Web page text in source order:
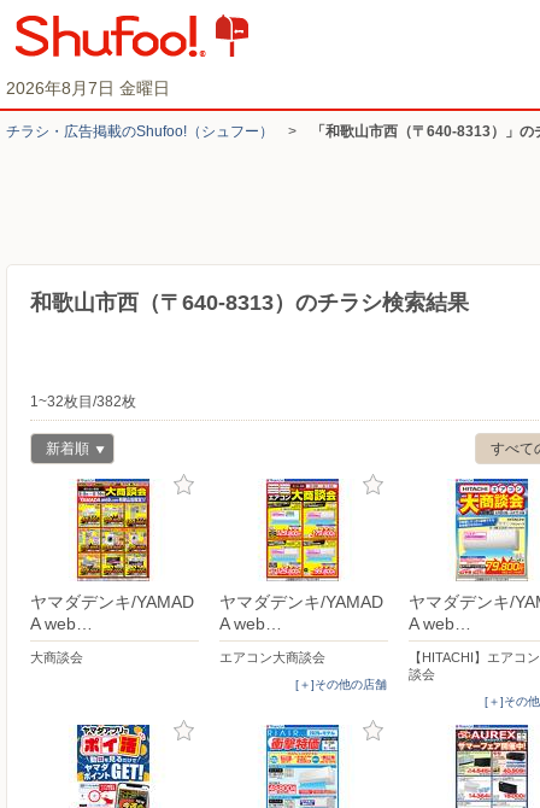
2026年8月7日 金曜日
チラシ・​広告掲載の​Shufoo!​（シュフー） > 「和歌山市西（〒640-8313）」
和歌山市西（〒640-8313）のチラシ検索結果
1~32枚目/382枚
すべて
新着順
ヤマダデンキ/YAMAD
A web…
大商談会
ヤマダデンキ/YAMAD
A web…
エアコン大商談会
[＋]その他の店舗
ヤマダデンキ/
A web…
【HITACHI】エアコ
談会
[＋]その